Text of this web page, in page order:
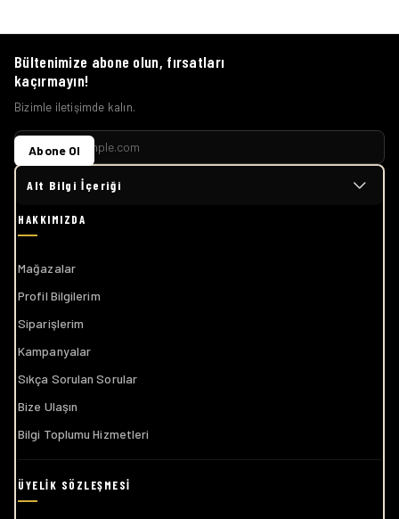
Alt Bilgi İçeriği
Mağazalar
Profil Bilgilerim
Siparişlerim
Kampanyalar
Sıkça Sorulan Sorular
Bize Ulaşın
Bilgi Toplumu Hizmetleri
Bültenimize abone olun, fırsatları
kaçırmayın!
Bizimle iletişimde kalın.
Abone Ol